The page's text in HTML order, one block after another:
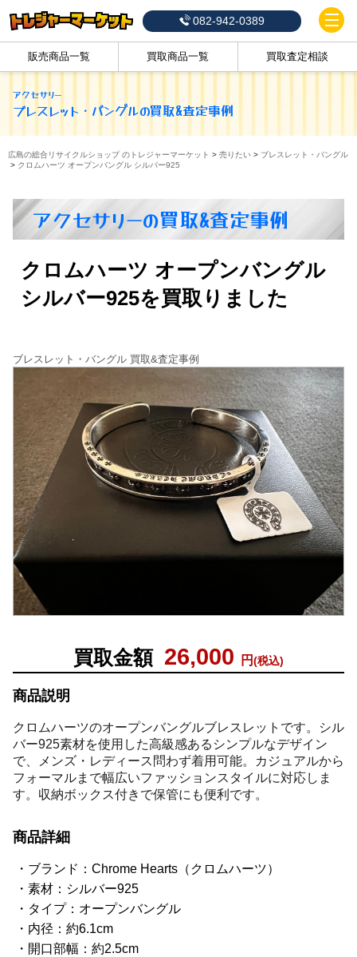
082-942-0389
販売商品一覧 買取商品一覧 買取査定相談
アクセサリー
ブレスレット・バングルの買取&査定事例
広島の総合リサイクルショップ のトレジャーマーケット > 売りたい > ブレスレット・バングル
> クロムハーツ オープンバングル シルバー925
アクセサリーの買取&査定事例
クロムハーツ オープンバングル
シルバー925を買取りました
買取金額 26,000 円(税込)
商品説明
クロムハーツのオープンバングルブレスレットです。シル
バー925素材を使用した高級感あるシンプルなデザイン
で、メンズ・レディース問わず着用可能。カジュアルから
フォーマルまで幅広いファッションスタイルに対応しま
す。収納ボックス付きで保管にも便利です。
商品詳細
ブランド：Chrome Hearts（クロムハーツ）
素材：シルバー925
タイプ：オープンバングル
内径：約6.1cm
開口部幅：約2.5cm
ブレスレット・バングル 買取&査定事例